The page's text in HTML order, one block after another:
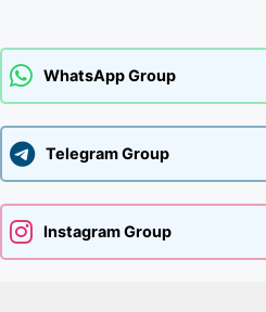
WhatsApp Group
Telegram Group
Instagram Group